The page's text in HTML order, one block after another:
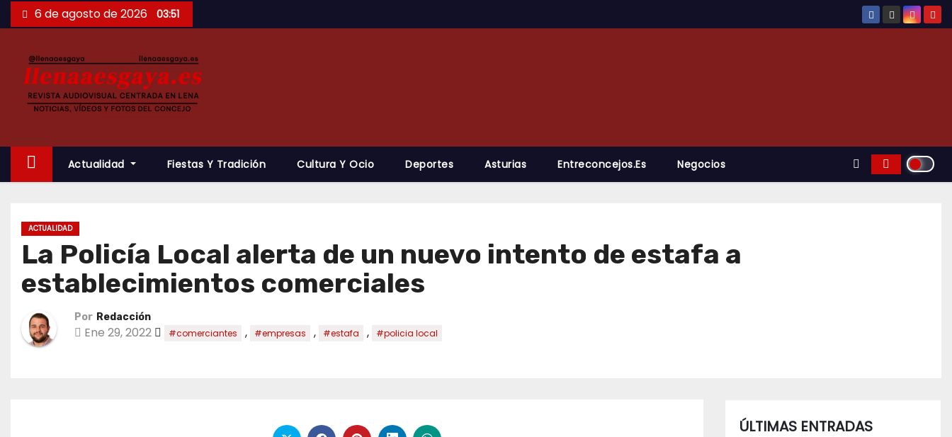
Saltar
al
6 de agosto de 2026 03:51
Actualidad Fiestas Y Tradición Cultura Y Ocio Deportes Asturias Entreconcejos.es Negocios
ACTUALIDAD
La Policía Local alerta de un nuevo intento de estafa a
establecimientos comerciales
Por Redacción
Ene 29, 2022 #comerciantes , #empresas , #estafa , #policia local
ÚLTIMAS ENTRADAS